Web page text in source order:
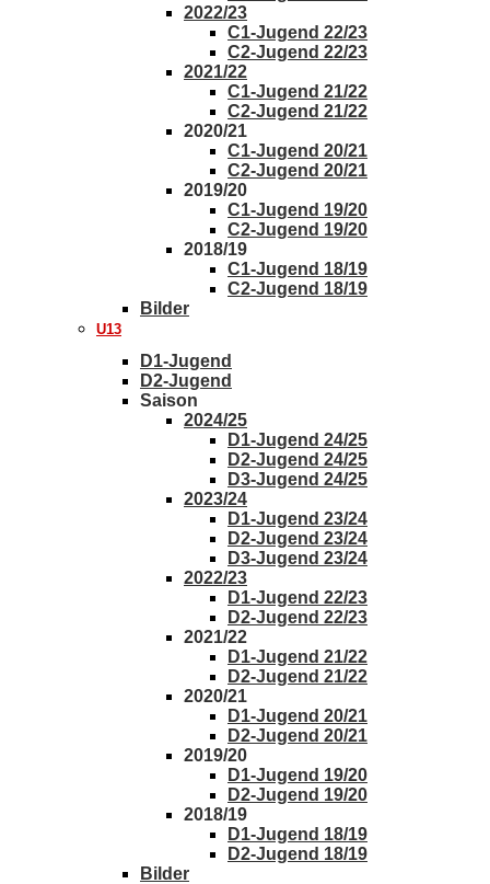
2022/23
C1-Jugend 22/23
C2-Jugend 22/23
2021/22
C1-Jugend 21/22
C2-Jugend 21/22
2020/21
C1-Jugend 20/21
C2-Jugend 20/21
2019/20
C1-Jugend 19/20
C2-Jugend 19/20
2018/19
C1-Jugend 18/19
C2-Jugend 18/19
Bilder
U13
D1-Jugend
D2-Jugend
Saison
2024/25
D1-Jugend 24/25
D2-Jugend 24/25
D3-Jugend 24/25
2023/24
D1-Jugend 23/24
D2-Jugend 23/24
D3-Jugend 23/24
2022/23
D1-Jugend 22/23
D2-Jugend 22/23
2021/22
D1-Jugend 21/22
D2-Jugend 21/22
2020/21
D1-Jugend 20/21
D2-Jugend 20/21
2019/20
D1-Jugend 19/20
D2-Jugend 19/20
2018/19
D1-Jugend 18/19
D2-Jugend 18/19
Bilder